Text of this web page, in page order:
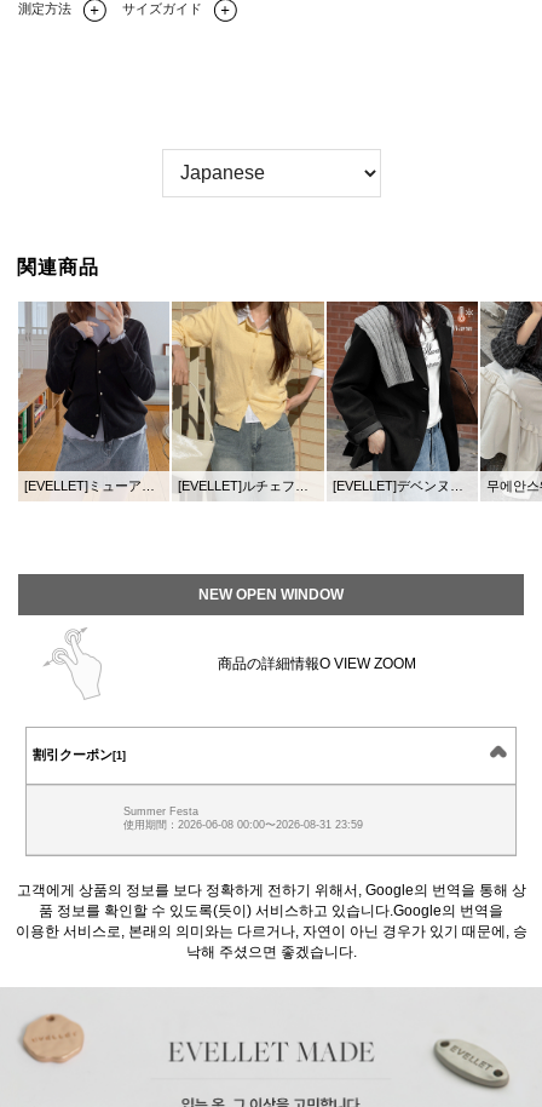
測定方法 サイズガイド
関連商品
[EVELLET]ミューアドリオセルレイヤードスリムフィット波ティーシャツ [EVELLET]ルチェフスパンスリムフィットセミクロップシャツ [EVELLET]デベンヌヘリンボーンキルティングシングルジャケット 무에안스웨
NEW OPEN WINDOW
商品の詳細情報O VIEW ZOOM
割引クーポン[1]
Summer Festa
使用期間：2026-06-08 00:00〜2026-08-31 23:59
고객에게 상품의 정보를 보다 정확하게 전하기 위해서, Google의 번역을 통해 상
품 정보를 확인할 수 있도록(듯이) 서비스하고 있습니다.Google의 번역을
이용한 서비스로, 본래의 의미와는 다르거나, 자연이 아닌 경우가 있기 때문에, 승
낙해 주셨으면 좋겠습니다.